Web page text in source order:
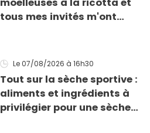
tous mes invités m'ont
Le 07/08/2026 à 16h30
Tout sur la sèche sportive :
aliments et ingrédients à
privilégier pour une sèche